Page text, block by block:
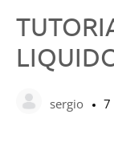
sergio 7